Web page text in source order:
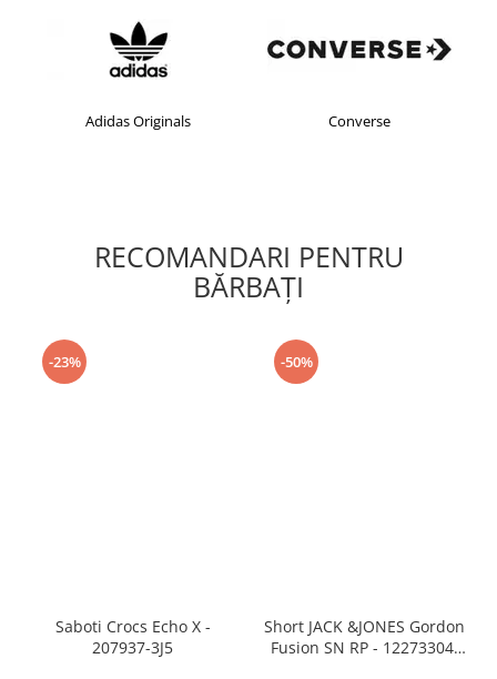
Adidas Originals Converse
RECOMANDARI PENTRU
BĂRBAŢI
-23%
Saboti Crocs Echo X -
207937-3J5
-50%
Short JACK &JONES Gordon
Fusion SN RP - 12273304-